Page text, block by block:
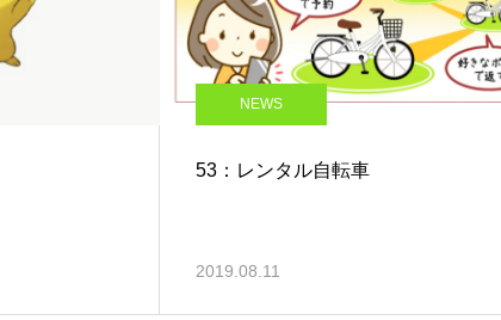
NEWS
53：レンタル自転車
2019.08.11